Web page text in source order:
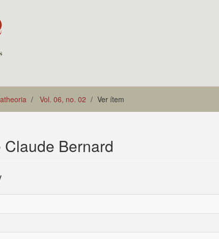
Vol. 06, no. 02 Ver ítem
Bernard